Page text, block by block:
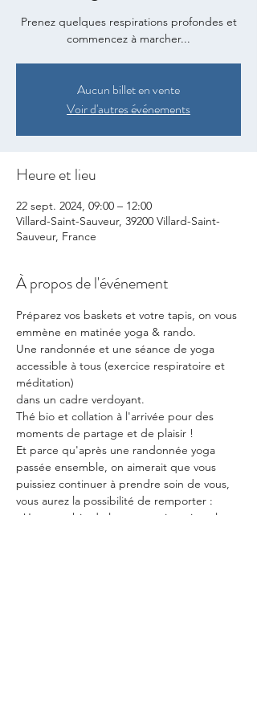
Prenez quelques respirations profondes et
commencez à marcher...
Aucun billet en vente
Voir d'autres événements
Heure et lieu
22 sept. 2024, 09:00 – 12:00
Villard-Saint-Sauveur, 39200 Villard-Saint-
Sauveur, France
À propos de l'événement
Préparez vos baskets et votre tapis, on vous
emmène en matinée yoga & rando.
Une randonnée et une séance de yoga
accessible à tous (exercice respiratoire et
méditation)
dans un cadre verdoyant.
Thé bio et collation à l'arrivée pour des
moments de partage et de plaisir !
Et parce qu'après une randonnée yoga
passée ensemble, on aimerait que vous
puissiez continuer à prendre soin de vous,
vous aurez la possibilité de remporter :
- Un savon bio de la savonnerie artisanale